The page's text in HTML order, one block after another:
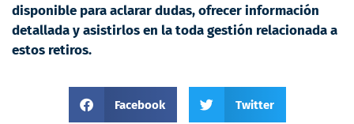
disponible para aclarar dudas, ofrecer información
detallada y asistirlos en la toda gestión relacionada a
estos retiros.
Facebook Twitter